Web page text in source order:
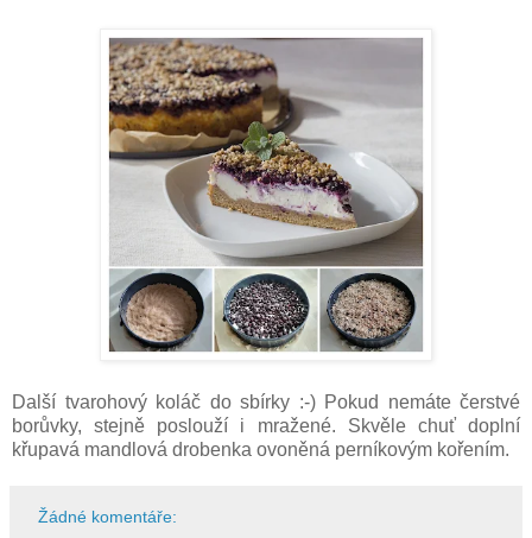
Další tvarohový koláč do sbírky :-) Pokud nemáte čerstvé
borůvky, stejně poslouží i mražené. Skvěle chuť doplní
křupavá mandlová drobenka ovoněná perníkovým kořením.
Žádné komentáře: